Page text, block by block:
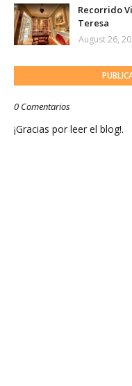
Recorrido
Teresa
August 26,
0 Comentarios
¡Gracias por leer el blog!.